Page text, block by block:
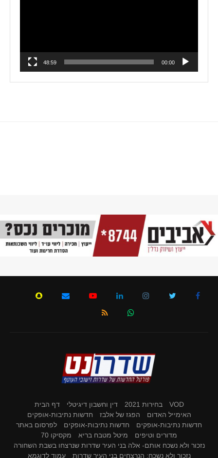
00:00
48:59
VOD בחירות 2021 דין וחשבון דיגיטלי
דף הבית
האימייל האדום
הפגז של אלבז
חדשות נתיבות-אופקים
חדשות נתיבות-אופקים
חדשות נתיבות-אופקים
לפרסום באתר
מדורים וטיפים
מיטל מטבח בריא
מקסיקו 70
נזכור ולא נשכח אותם- אלה בני העיר שדרות שנרצחו בשבת השחורה
נזכור ולא נשכח: הנרצחים בני העיר שדרות
עמוד לדוגמא